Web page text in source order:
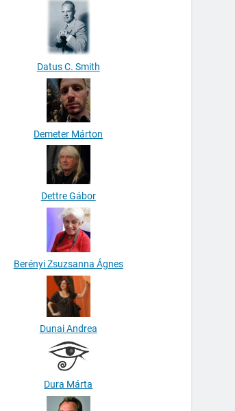
Datus C. Smith
Demeter Márton
Dettre Gábor
Berényi Zsuzsanna Ágnes
Dunai Andrea
Dura Márta